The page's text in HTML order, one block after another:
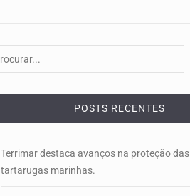
POSTS RECENTES
Terrimar destaca avanços na proteção das
tartarugas marinhas.